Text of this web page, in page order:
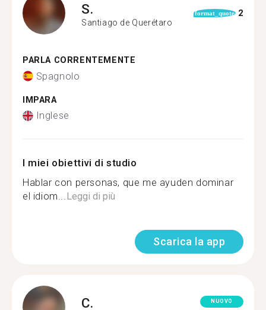
S.
Santiago de Querétaro
format_quote 2
PARLA CORRENTEMENTE
Spagnolo
IMPARA
Inglese
I miei obiettivi di studio
Hablar con personas, que me ayuden dominar
el idiom...Leggi di più
Scarica la app
C. NUOVO